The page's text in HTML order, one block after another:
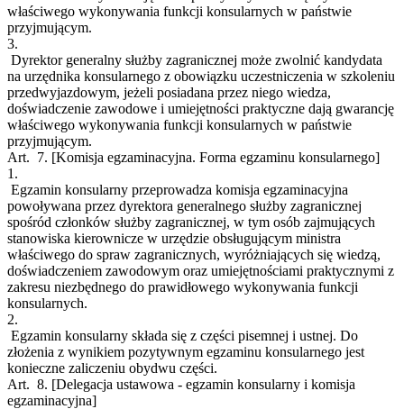
właściwego wykonywania funkcji konsularnych w państwie
przyjmującym.
3.
Dyrektor generalny służby zagranicznej może zwolnić kandydata
na urzędnika konsularnego z obowiązku uczestniczenia w szkoleniu
przedwyjazdowym, jeżeli posiadana przez niego wiedza,
doświadczenie zawodowe i umiejętności praktyczne dają gwarancję
właściwego wykonywania funkcji konsularnych w państwie
przyjmującym.
Art. 7. [Komisja egzaminacyjna. Forma egzaminu konsularnego]
1.
Egzamin konsularny przeprowadza komisja egzaminacyjna
powoływana przez dyrektora generalnego służby zagranicznej
spośród członków służby zagranicznej, w tym osób zajmujących
stanowiska kierownicze w urzędzie obsługującym ministra
właściwego do spraw zagranicznych, wyróżniających się wiedzą,
doświadczeniem zawodowym oraz umiejętnościami praktycznymi z
zakresu niezbędnego do prawidłowego wykonywania funkcji
konsularnych.
2.
Egzamin konsularny składa się z części pisemnej i ustnej. Do
złożenia z wynikiem pozytywnym egzaminu konsularnego jest
konieczne zaliczeniu obydwu części.
Art. 8. [Delegacja ustawowa - egzamin konsularny i komisja
egzaminacyjna]